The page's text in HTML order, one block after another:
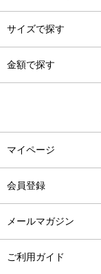
サイズで探す
金額で探す
マイページ
会員登録
メールマガジン
ご利用ガイド